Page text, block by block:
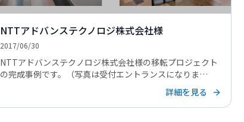
NTTアドバンステクノロジ株式会社様
2017/06/30
NTTアドバンステクノロジ株式会社様の移転プロジェクト
の完成事例です。（写真は受付エントランスになりま
詳細を見る